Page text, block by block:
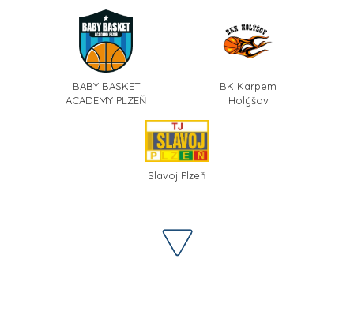
BABY BASKET
ACADEMY PLZEŇ
BK Karpem
Holýšov
Slavoj Plzeň